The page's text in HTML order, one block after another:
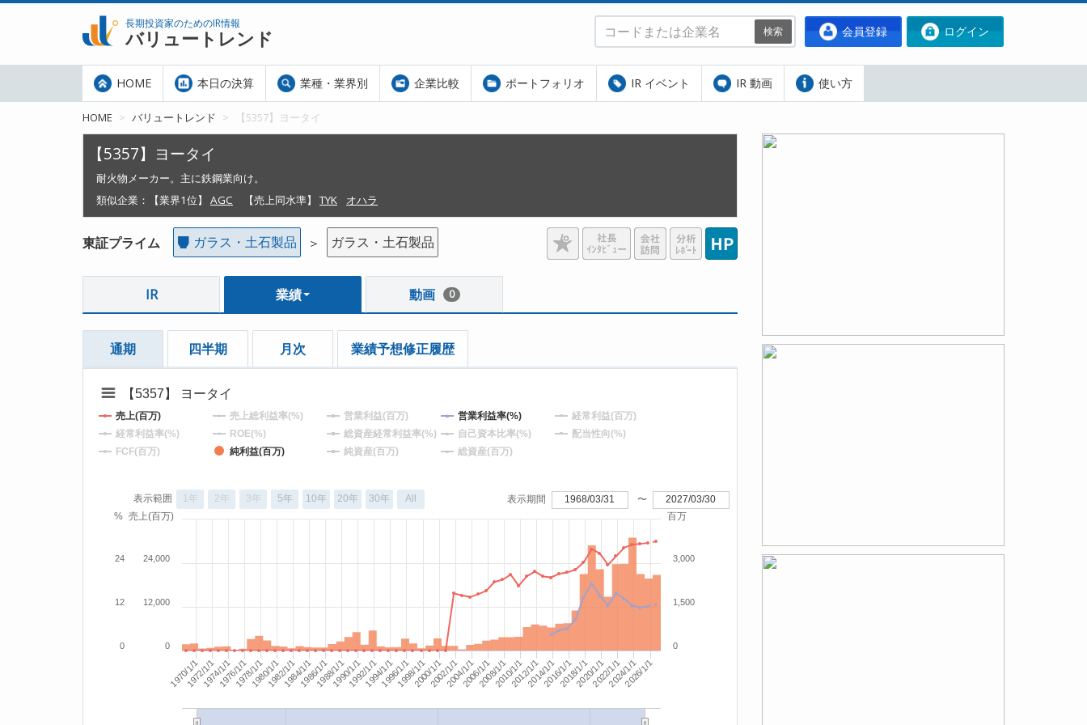
長期投資家のためのIR情報
バリュートレンド 会員登録 ログイン
検索
HOME 本日の決算 業種・業界別 企業比較 ポートフォリオ IR イベント IR 動画 使い方
HOME バリュートレンド 【5357】ヨータイ
【5357】ヨータイ
耐火物メーカー。主に鉄鋼業向け。
類似企業：
【業界1位】 AGC 【売上同水準】 TYK オハラ
東証プライム ガラス・土石製品 ＞ ガラス・土石製品
IR 業績 動画 0
通期 四半期 月次 業績予想修正履歴
売上(百万)
% 百万
【5357】 ヨータイ
1970/1/11972/1/11974/1/11976/1/11978/1/11980/1/11982/1/11984/1/11986/1/11988/1/11990/1/11992/1/11994/1/11996/1/11998/1/12000/1/12002/1/12004/1/12006/1/12008/1/12010/1/12012/1/12014/1/12016/1/12018/1/12020/1/12022/1/12024/1/12026/1/1
0
12,000
24,000
0
12
24
0
3,000
1,500
表示範囲 1年 2年 3年 5年 10年 20年 30年 All 表示期間 1968/03/31 〜 2027/03/30
売上(百万) 売上総利益率(%) 営業利益(百万) 営業利益率(%)
経常利益(百万)
経常利益率(%)
ROE(%) 総資産経常利益率(%) 自己資本比率(%)
配当性向(%)
FCF(百万)
純利益(百万) 純資産(百万) 総資産(百万)